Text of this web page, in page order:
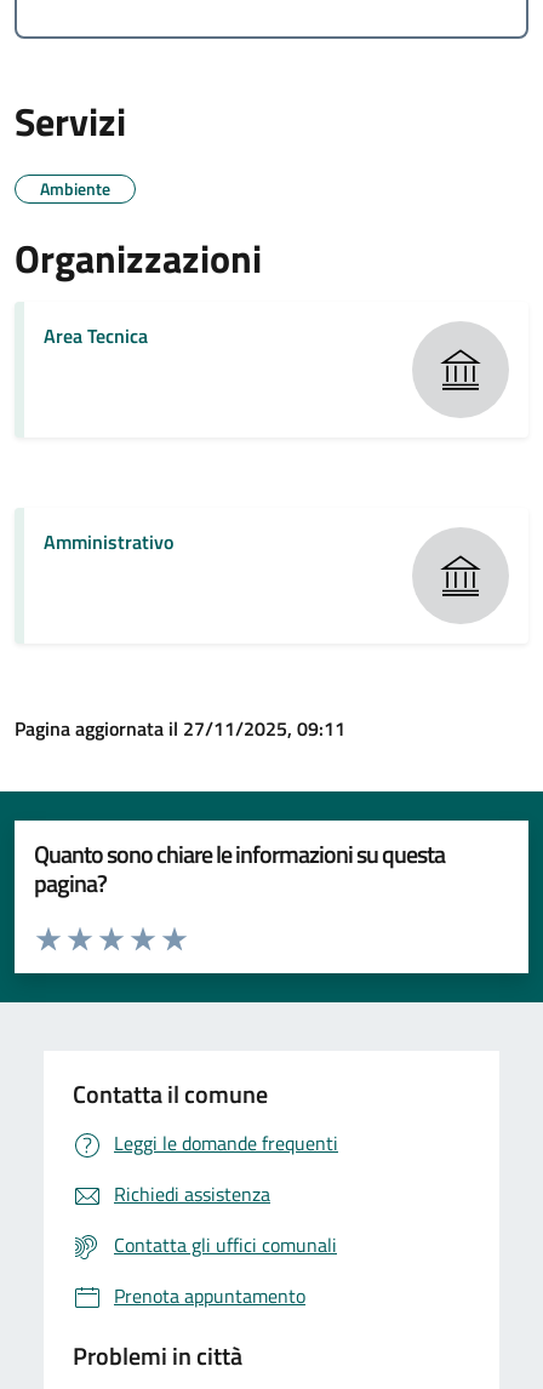
Servizi
Ambiente
Organizzazioni
Area Tecnica
Amministrativo
Pagina aggiornata il 27/11/2025, 09:11
Quanto sono chiare le informazioni su questa
pagina?
Valuta da 1 a 5 stelle la pagina
Valuta 5 stelle su 5
Valuta 4 stelle su 5
Valuta 3 stelle su 5
Valuta 2 stelle su 5
Valuta 1 stelle su 5
Contatta il comune
Leggi le domande frequenti
Richiedi assistenza
Contatta gli uffici comunali
Prenota appuntamento
Problemi in città